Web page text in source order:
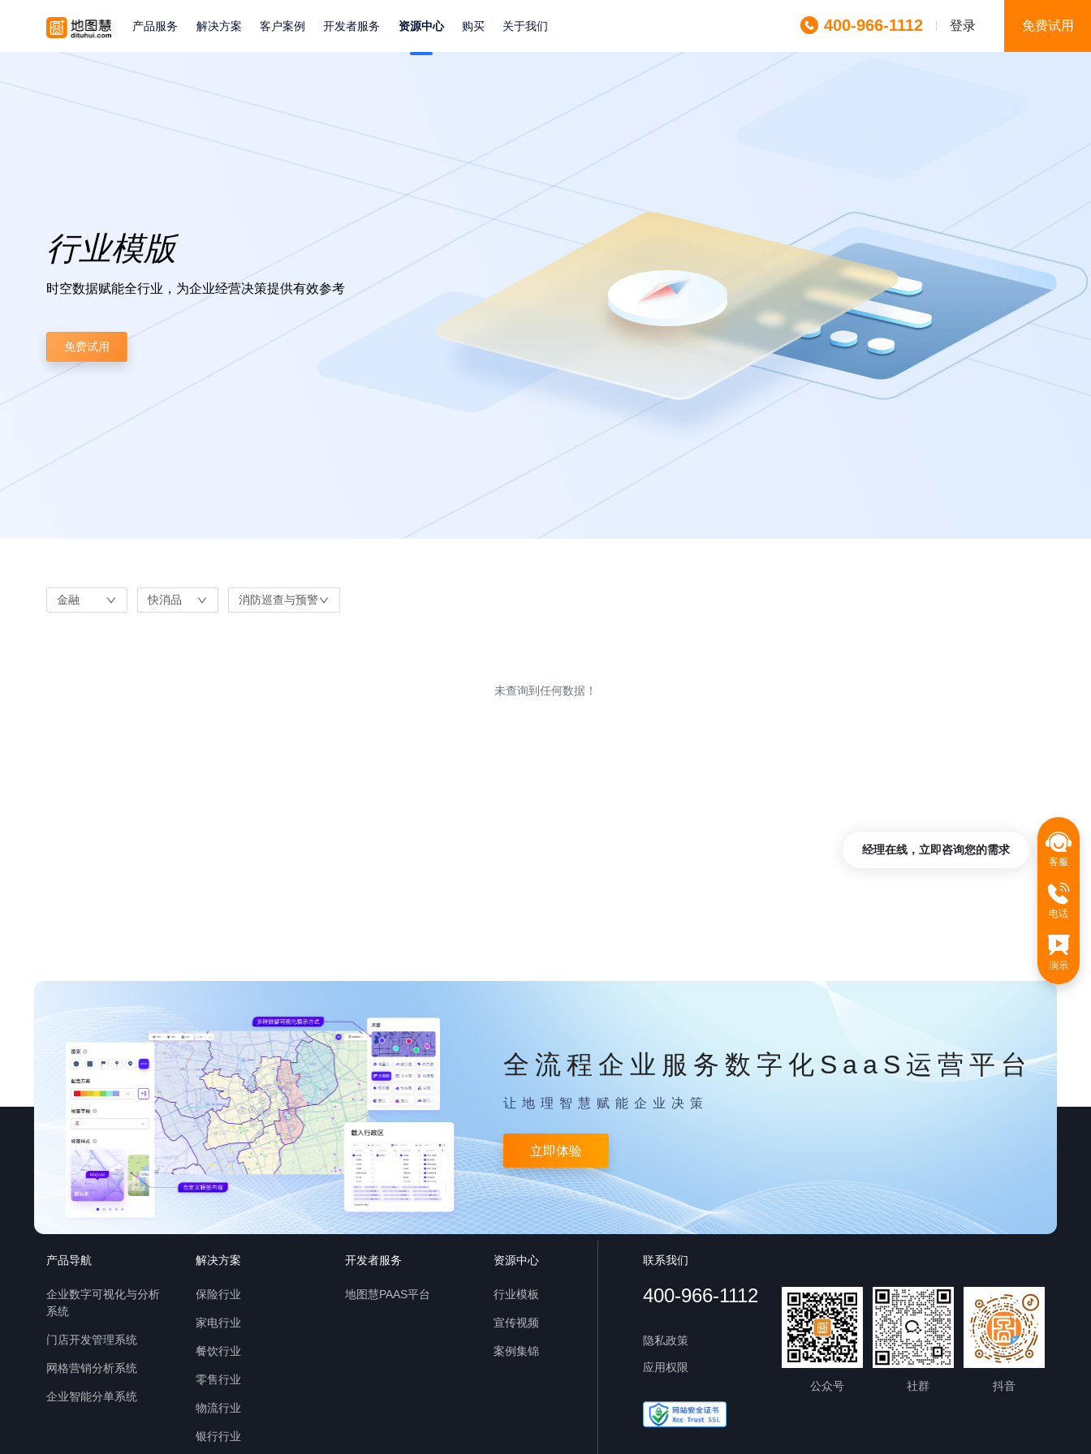
产品服务 解决方案 客户案例 开发者服务 资源中心 购买 关于我们 400-966-1112 登录 免费试用
行业模版
时空数据赋能全行业，为企业经营决策提供有效参考
免费试用
金融 快消品 消防巡查与预警
未查询到任何数据！
全流程企业服务数字化SaaS运营平台
让地理智慧赋能企业决策
立即体验
产品导航
企业数字可视化与分析
系统
门店开发管理系统
网格营销分析系统
企业智能分单系统
解决方案
保险行业
家电行业
餐饮行业
零售行业
物流行业
银行行业
开发者服务
地图慧PAAS平台
资源中心
行业模板
宣传视频
案例集锦
联系我们
400-966-1112
隐私政策
应用权限
公众号
社群 抖音
客服
电话
演示
经理在线，立即咨询您的需求